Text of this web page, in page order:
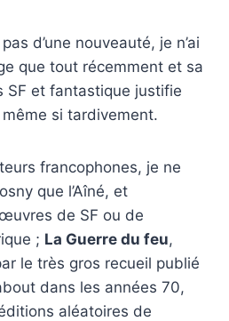
d’une nouveauté, je n’ai
que tout récemment et sa
SF et fantastique justifie
si tardivement.
francophones, je ne
que l’Aîné, et
de SF ou de
; La Guerre du feu,
le très gros recueil publié
dans les années 70,
aléatoires de